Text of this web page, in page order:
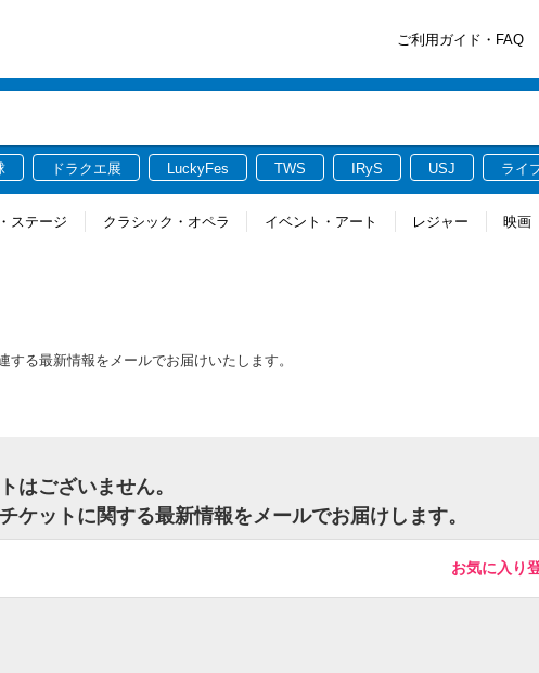
ご利用ガイド・FAQ
ドラクエ展 LuckyFes TWS IRyS USJ ライ
ステージ クラシック・オペラ イベント・アート レジャー 映画
る最新情報をメールでお届けいたします。
はございません。
ケットに関する最新情報をメールでお届けします。
お気に入り